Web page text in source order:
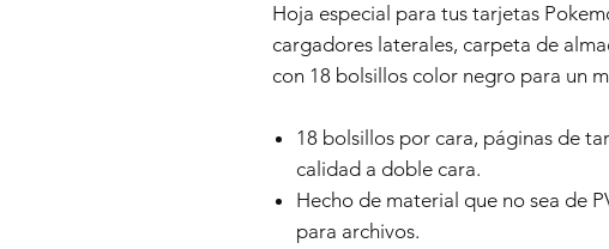
Hoja especial para tus tarjetas
cargadores laterales, carpeta de
con 18 bolsillos color negro para un
18 bolsillos por cara, páginas de
calidad a doble cara.
Hecho de material que no sea de
para archivos.